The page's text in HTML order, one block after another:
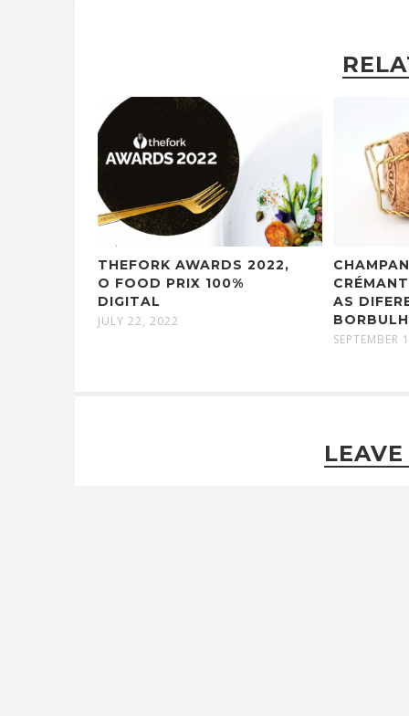
THEFORK AWARDS 2022,
O FOOD PRIX 100%
DIGITAL
JULY 22, 2022
AS
SEPTEMBER